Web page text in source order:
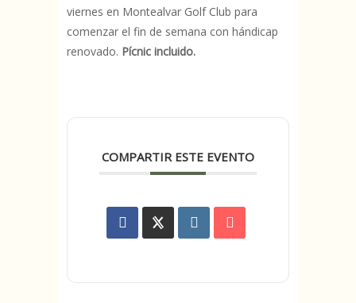
viernes en Montealvar Golf Club para
comenzar el fin de semana con hándicap
renovado. Pícnic incluido.
COMPARTIR ESTE EVENTO